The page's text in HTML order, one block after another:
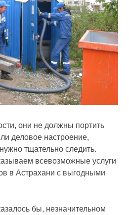
они не должны портить
деловое настроение,
тщательно следить.
всевозможные услуги
в Астрахани с выгодными
бы, незначительном